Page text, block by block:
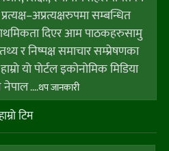
सम्बन्धित
दिएर आम पाठकहरुसामु
र निष्पक्ष समाचार सम्प्रेषणका
याे पाेर्टल इकोनोमिक मिडिया
....थप जानकारी
टिम